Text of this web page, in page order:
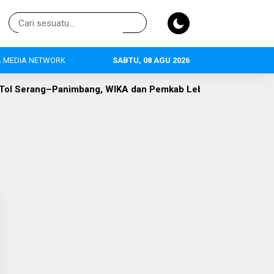
MEDIA NETWORK SABTU, 08 AGU 2026
WIKA dan Pemkab Lebak Capai Titik Temu